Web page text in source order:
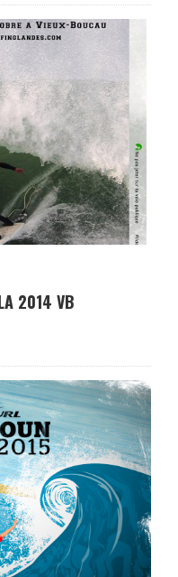
2014 VB